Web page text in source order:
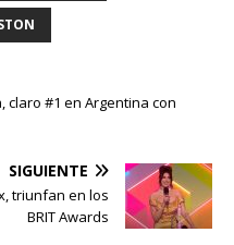
claro #1 en Argentina con
SIGUIENTE
triunfan en los
BRIT Awards